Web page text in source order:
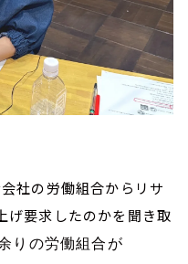
社の労働組合からリサ
げ要求したのかを聞き取
りの労働組合が